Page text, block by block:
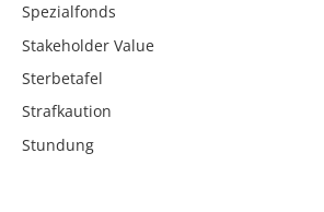
Spezialfonds
Stakeholder Value
Sterbetafel
Strafkaution
Stundung